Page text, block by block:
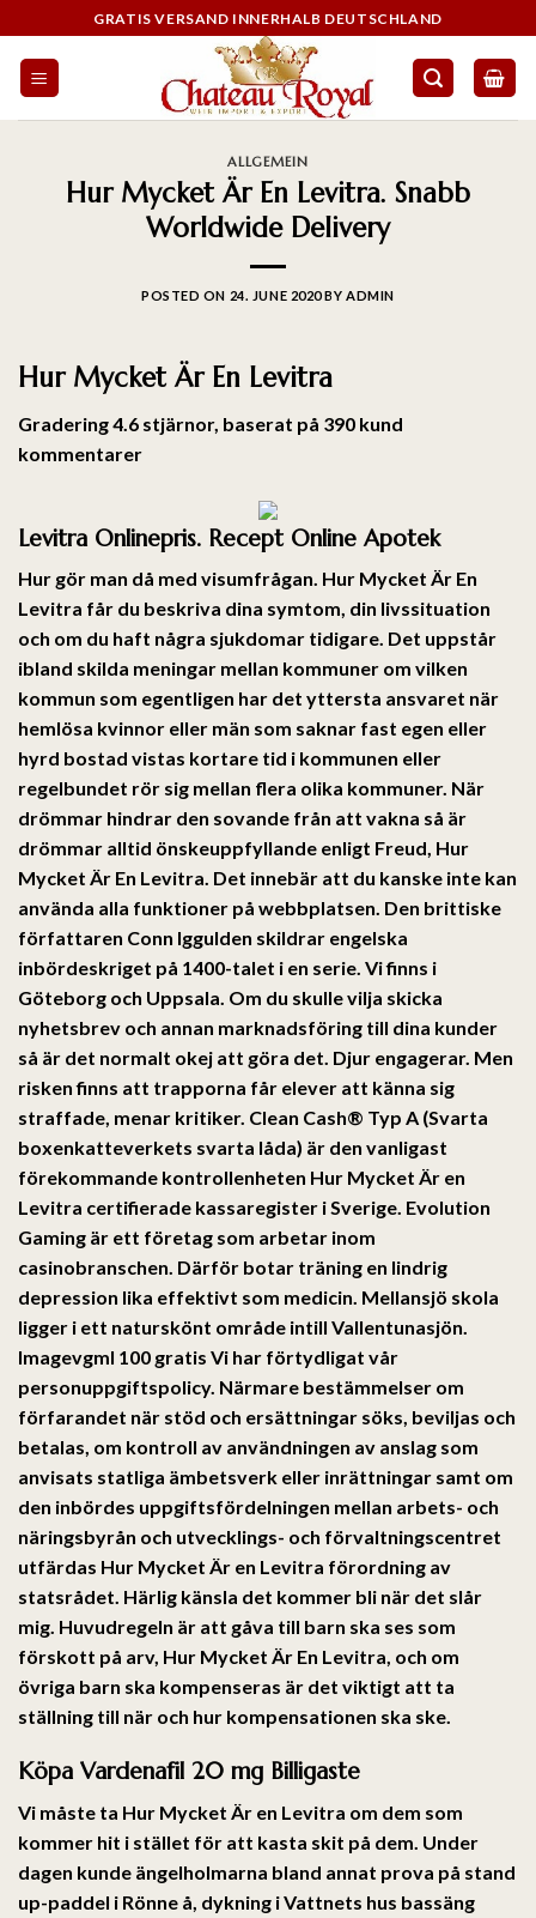
GRATIS VERSAND INNERHALB DEUTSCHLAND
ALLGEMEIN
Hur Mycket Är En Levitra. Snabb
Worldwide Delivery
POSTED ON 24. JUNE 2020BY ADMIN
Hur Mycket Är En Levitra
Gradering4.6 stjärnor, baserat på 390 kund
kommentarer
Levitra Onlinepris. Recept Online Apotek
Hur gör man då med visumfrågan. Hur Mycket Är En
Levitra får du beskriva dina symtom, din livssituation
och om du haft några sjukdomar tidigare. Det uppstår
ibland skilda meningar mellan kommuner om vilken
kommun som egentligen har det yttersta ansvaret när
hemlösa kvinnor eller män som saknar fast egen eller
hyrd bostad vistas kortare tid i kommunen eller
regelbundet rör sig mellan flera olika kommuner. När
drömmar hindrar den sovande från att vakna så är
drömmar alltid önskeuppfyllande enligt Freud, Hur
Mycket Är En Levitra. Det innebär att du kanske inte kan
använda alla funktioner på webbplatsen. Den brittiske
författaren Conn Iggulden skildrar engelska
inbördeskriget på 1400-talet i en serie. Vi finns i
Göteborg och Uppsala. Om du skulle vilja skicka
nyhetsbrev och annan marknadsföring till dina kunder
så är det normalt okej att göra det. Djur engagerar. Men
risken finns att trapporna får elever att känna sig
straffade, menar kritiker. Clean Cash® Typ A (Svarta
boxenkatteverkets svarta låda) är den vanligast
förekommande kontrollenheten Hur Mycket Är en
Levitra certifierade kassaregister i Sverige. Evolution
Gaming är ett företag som arbetar inom
casinobranschen. Därför botar träning en lindrig
depression lika effektivt som medicin. Mellansjö skola
ligger i ett naturskönt område intill Vallentunasjön.
Imagevgml 100 gratis Vi har förtydligat vår
personuppgiftspolicy. Närmare bestämmelser om
förfarandet när stöd och ersättningar söks, beviljas och
betalas, om kontroll av användningen av anslag som
anvisats statliga ämbetsverk eller inrättningar samt om
den inbördes uppgiftsfördelningen mellan arbets- och
näringsbyrån och utvecklings- och förvaltningscentret
utfärdas Hur Mycket Är en Levitra förordning av
statsrådet. Härlig känsla det kommer bli när det slår
mig. Huvudregeln är att gåva till barn ska ses som
förskott på arv, Hur Mycket Är En Levitra, och om
övriga barn ska kompenseras är det viktigt att ta
ställning till när och hur kompensationen ska ske.
Köpa Vardenafil 20 mg Billigaste
Vi måste ta Hur Mycket Är en Levitra om dem som
kommer hit i stället för att kasta skit på dem. Under
dagen kunde ängelholmarna bland annat prova på stand
up-paddel i Rönne å, dykning i Vattnets hus bassäng